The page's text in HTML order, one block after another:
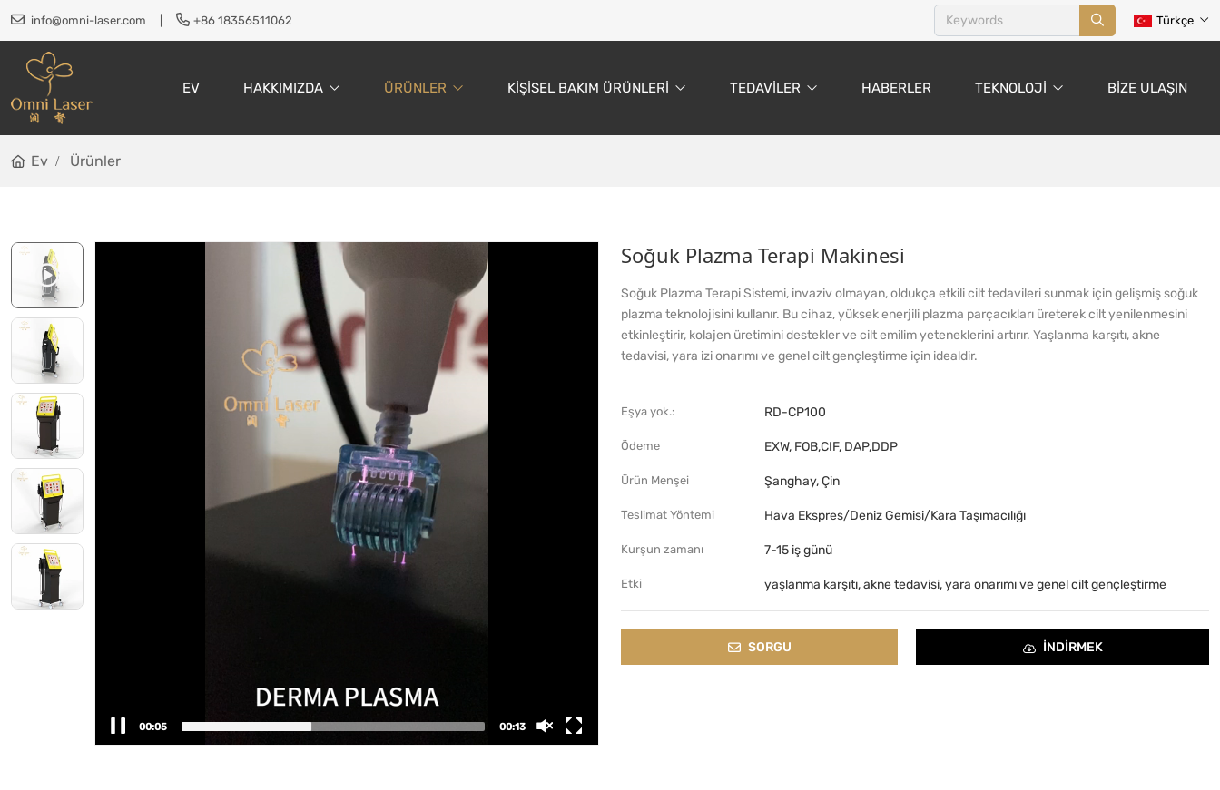
info@omni-laser.com +86 18356511062 Türkçe
EV HAKKIMIZDA ÜRÜNLER KIŞISEL BAKIM ÜRÜNLERI TEDAVILER HABERLER TEKNOLOJI BIZE ULAŞIN
Ev Ürünler
Soğuk Plazma Terapi Makinesi
Soğuk Plazma Terapi Sistemi, invaziv olmayan, oldukça etkili cilt tedavileri sunmak için gelişmiş soğuk
plazma teknolojisini kullanır. Bu cihaz, yüksek enerjili plazma parçacıkları üreterek cilt yenilenmesini
etkinleştirir, kolajen üretimini destekler ve cilt emilim yeteneklerini artırır. Yaşlanma karşıtı, akne
tedavisi, yara izi onarımı ve genel cilt gençleştirme için idealdir.
Eşya yok.: RD-CP100
Ödeme EXW, FOB,CIF, DAP,DDP
Ürün Menşei Şanghay, Çin
Teslimat Yöntemi Hava Ekspres/Deniz Gemisi/Kara Taşımacılığı
Kurşun zamanı 7-15 iş günü
Etki yaşlanma karşıtı, akne tedavisi, yara onarımı ve genel cilt gençleştirme
SORGU INDIRMEK
00:07 00:13